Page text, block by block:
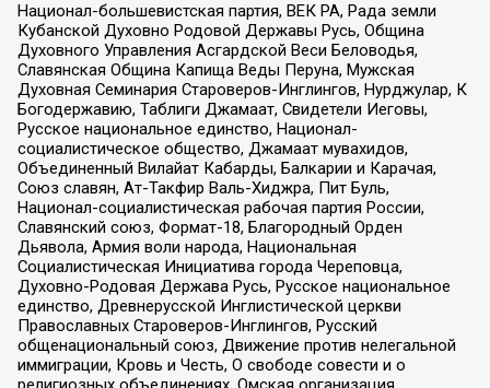
Национал-большевистская партия, ВЕК РА, Рада земли
Кубанской Духовно Родовой Державы Русь, Община
Духовного Управления Асгардской Веси Беловодья,
Славянская Община Капища Веды Перуна, Мужская
Духовная Семинария Староверов-Инглингов, Нурджулар, К
Богодержавию, Таблиги Джамаат, Свидетели Иеговы,
Русское национальное единство, Национал-
социалистическое общество, Джамаат мувахидов,
Объединенный Вилайат Кабарды, Балкарии и Карачая,
Союз славян, Ат-Такфир Валь-Хиджра, Пит Буль,
Национал-социалистическая рабочая партия России,
Славянский союз, Формат-18, Благородный Орден
Дьявола, Армия воли народа, Национальная
Социалистическая Инициатива города Череповца,
Духовно-Родовая Держава Русь, Русское национальное
единство, Древнерусской Инглистической церкви
Православных Староверов-Инглингов, Русский
общенациональный союз, Движение против нелегальной
иммиграции, Кровь и Честь, О свободе совести и о